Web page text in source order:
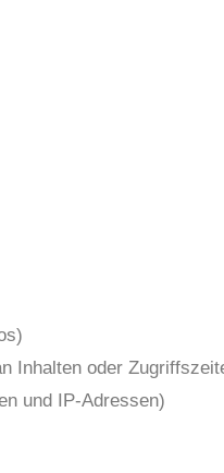
Inhalten oder
und IP-Adressen)